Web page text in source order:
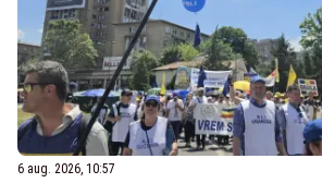
6 aug. 2026, 10:57